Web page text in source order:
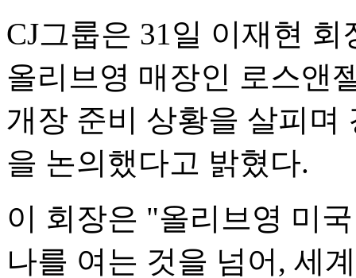
CJ그룹은 31일 이재현
올리브영 매장인 로스앤
개장 준비 상황을 살피며
을 논의했다고 밝혔다.
이 회장은 "올리브영 미
나를 여는 것을 넘어, 세